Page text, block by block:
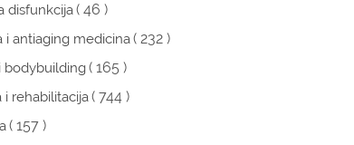
disfunkcija( 46 )
i antiaging medicina( 232 )
bodybuilding( 165 )
i rehabilitacija( 744 )
( 157 )